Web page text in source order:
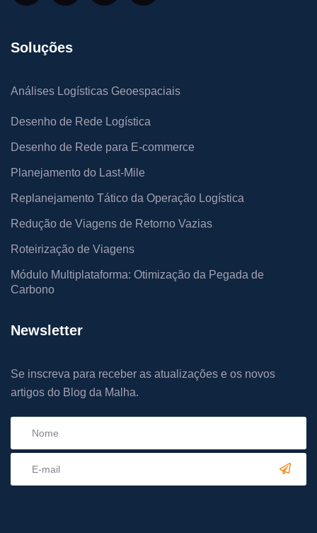
Soluções
Análises Logísticas Geoespaciais
Desenho de Rede Logística
Desenho de Rede para E-commerce
Planejamento do Last-Mile
Replanejamento Tático da Operação Logística
Redução de Viagens de Retorno Vazias
Roteirização de Viagens
Módulo Multiplataforma: Otimização da Pegada de
Carbono
Newsletter
Se inscreva para receber as atualizações e os novos
artigos do Blog da Malha.